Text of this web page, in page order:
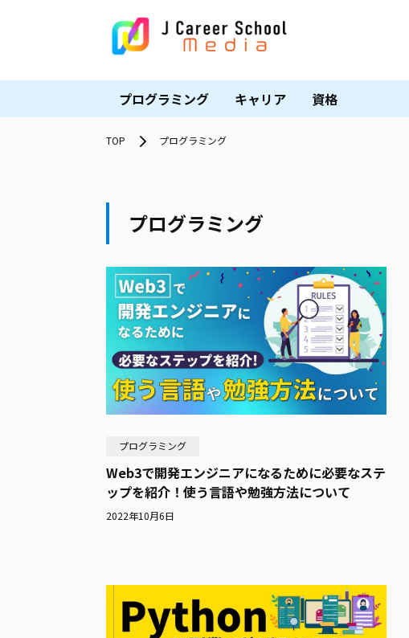
プログラミング キャリア 資格
TOP プログラミング
プログラミング
プログラミング
Web3で開発エンジニアになるために必要なステ
ップを紹介！使う言語や勉強方法について
2022年10月6日